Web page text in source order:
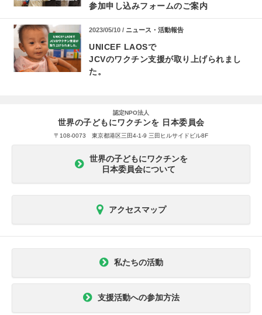
参加申し込みフォームのご案内
2023/05/10 / ニュース・活動報告
UNICEF LAOSで
JCVのワクチン支援が取り上げられまし
た。
認定NPO法人
世界の子どもにワクチンを 日本委員会
〒108-0073 東京都港区三田4-1-9 三田ヒルサイドビル8F
世界の子どもにワクチンを
日本委員会について
アクセスマップ
私たちの活動
支援活動への参加方法